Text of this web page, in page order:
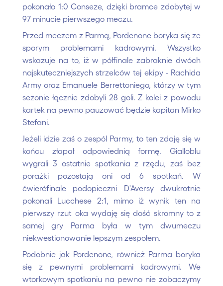
pokonało 1:0 Conseze, dzięki bramce zdobytej w
97 minucie pierwszego meczu.
Przed meczem z Parmą, Pordenone boryka się ze
sporym problemami kadrowymi. Wszystko
wskazuje na to, iż w półfinale zabraknie dwóch
najskuteczniejszych strzelców tej ekipy - Rachida
Army oraz Emanuele Berrettoniego, którzy w tym
sezonie łącznie zdobyli 28 goli. Z kolei z powodu
kartek na pewno pauzować będzie kapitan Mirko
Stefani.
Jeżeli idzie zaś o zespól Parmy, to ten zdaję się w
końcu złapał odpowiednią formę. Gialloblu
wygrali 3 ostatnie spotkania z rzędu, zaś bez
porażki pozostają oni od 6 spotkań. W
ćwierćfinale podopieczni D'Aversy dwukrotnie
pokonali Lucchese 2:1, mimo iż wynik ten na
pierwszy rzut oka wydaję się dość skromny to z
samej gry Parma była w tym dwumeczu
niekwestionowanie lepszym zespołem.
Podobnie jak Pordenone, również Parma boryka
się z pewnymi problemami kadrowymi. We
wtorkowym spotkaniu na pewno nie zobaczymy